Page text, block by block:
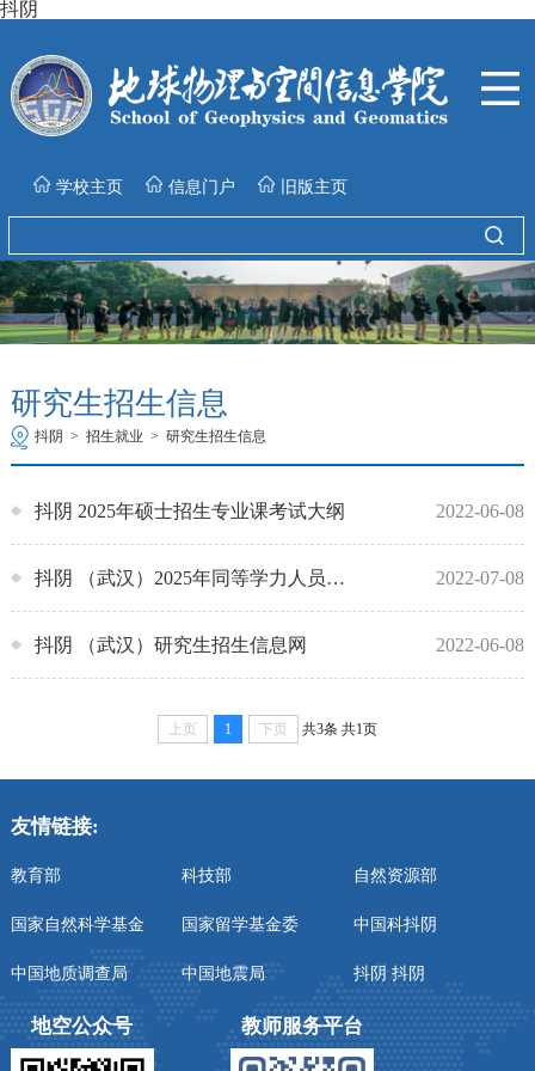
抖阴
学校主页 信息门户 旧版主页
研究生招生信息
抖阴 > 招生就业 > 研究生招生信息
抖阴 2025年硕士招生专业课考试大纲 2022-06-08
抖阴 （武汉）2025年同等学力人员申请硕士学位招生简章 2022-07-08
抖阴 （武汉）研究生招生信息网 2022-06-08
上页 1 下页 共3条 共1页
友情链接:
教育部 科技部 自然资源部
国家自然科学基金 国家留学基金委 中国科抖阴
中国地质调查局 中国地震局 抖阴 抖阴
地空公众号 教师服务平台